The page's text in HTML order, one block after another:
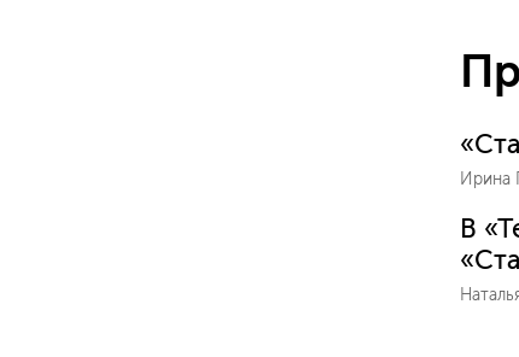
Ирина
В